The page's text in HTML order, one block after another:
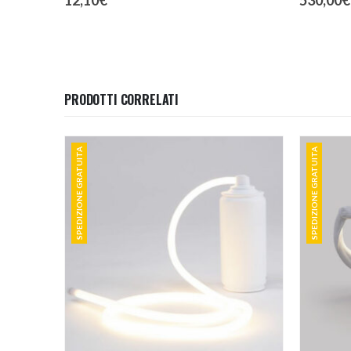
PRODOTTI CORRELATI
SPEDIZIONE GRATUITA SPEDIZIONE GRATUITA